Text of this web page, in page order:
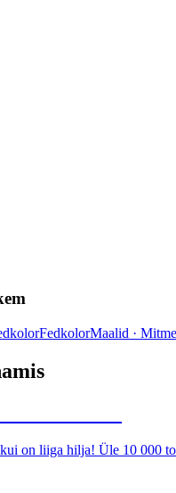
FedkolorMaalid ·
on liiga hilja! Üle 10 000